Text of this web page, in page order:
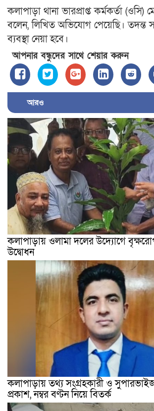
কলাপাড়া থানা ভারপ্রাপ্ত কর্মকর্তা
বলেন, লিখিত অভিযোগ পেয়েছি। তদন্ত
ব্যবস্থা নেয়া হবে।
আপনার বন্ধুদের সাথে শেয়ার করুন
আরও
কলাপাড়ায় ওলামা দলের উদ্যোগে
উদ্বোধন
কলাপাড়ায় তথ্য সংগ্রহকারী ও
প্রকাশ, নম্বর বণ্টন নিয়ে বিতর্ক